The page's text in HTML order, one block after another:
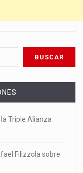
Triple Alianza
Filizzola sobre